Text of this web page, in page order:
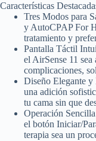
Características
Tres Modos para
y AutoCPAP For
tratamiento y
Pantalla Táctil
el AirSense 11
complicaciones,
Diseño Elegante y
una adición
tu cama sin que
Operación
el botón Iniciar/
terapia sea un